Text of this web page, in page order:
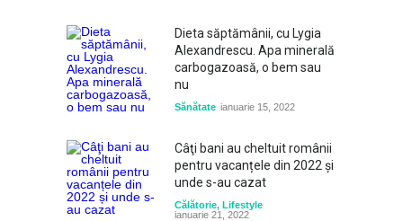
Dieta săptămânii, cu Lygia
Alexandrescu. Apa minerală
carbogazoasă, o bem sau
nu
Sănătate ianuarie 15, 2022
Câţi bani au cheltuit românii
pentru vacanțele din 2022 și
unde s-au cazat
Călătorie, Lifestyle
ianuarie 21, 2022